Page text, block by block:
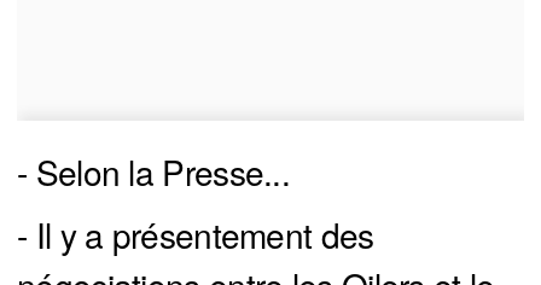
- Selon la Presse...
- Il y a présentement des